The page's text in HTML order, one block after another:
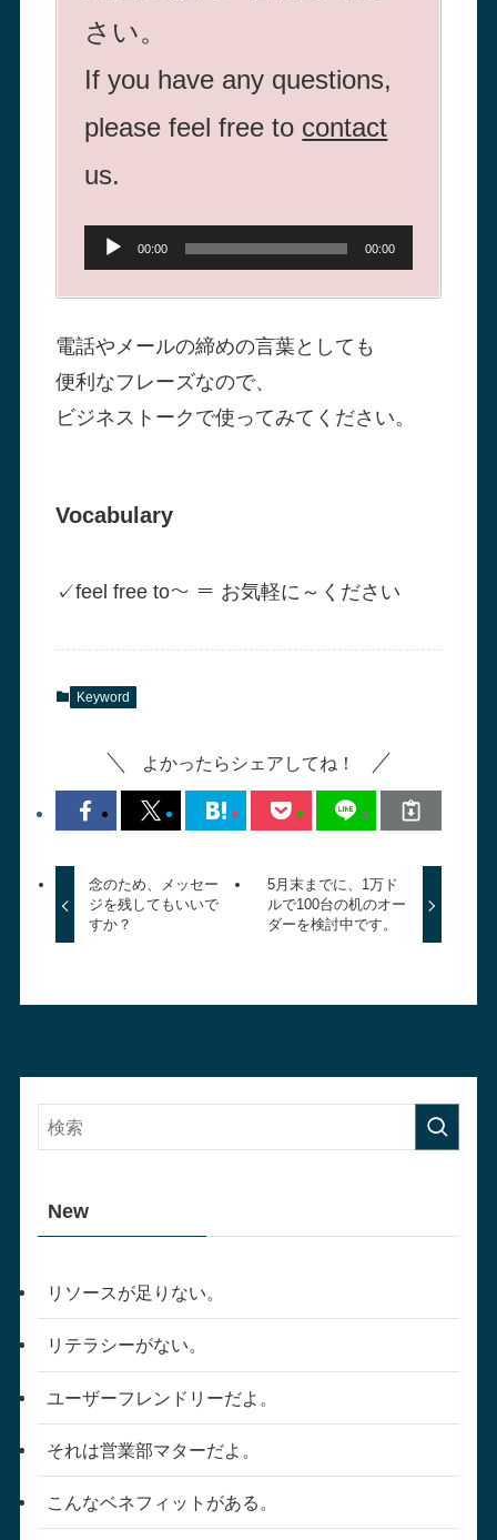
さい。
If you have any questions,
please feel free to contact
us.
音
声
レ
ー
ー
00:00 00:00
電話やメールの締めの言葉としても
便利なフレーズなので、
ビジネストークで使ってみてください。
Vocabulary
✓feel free to～ ＝ お気軽に～ください
Keyword
よかったらシェアしてね！
念のため、メッセー
ジを残してもいいで
すか？
5月末までに、1万ド
ルで100台の机のオー
ダーを検討中です。
New
リソースが足りない。
リテラシーがない。
ユーザーフレンドリーだよ。
それは営業部マターだよ。
こんなベネフィットがある。